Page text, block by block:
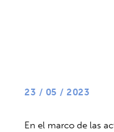
23 / 05 / 2023
En el marco de las